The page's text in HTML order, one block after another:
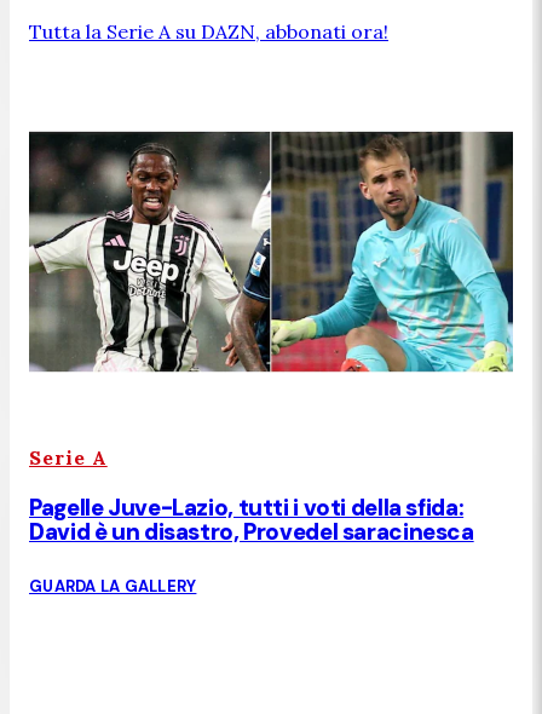
Tutta la Serie A su DAZN, abbonati ora!
Serie A
Pagelle Juve-Lazio, tutti i voti della sfida:
David è un disastro, Provedel saracinesca
GUARDA LA GALLERY